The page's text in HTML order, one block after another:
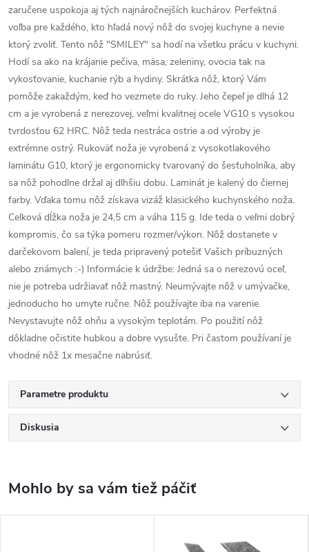
zaručene uspokoja aj tých najnáročnejších kuchárov. Perfektná
voľba pre každého, kto hľadá nový nôž do svojej kuchyne a nevie
ktorý zvoliť. Tento nôž "SMILEY" sa hodí na všetku prácu v kuchyni.
Hodí sa ako na krájanie pečiva, mäsa, zeleniny, ovocia tak na
vykosťovanie, kuchanie rýb a hydiny. Skrátka nôž, ktorý Vám
pomôže zakaždým, keď ho vezmete do ruky. Jeho čepeľ je dlhá 12
cm a je vyrobená z nerezovej, veľmi kvalitnej ocele VG10 s vysokou
tvrdosťou 62 HRC. Nôž teda nestráca ostrie a od výroby je
extrémne ostrý. Rukoväť noža je vyrobená z vysokotlakového
laminátu G10, ktorý je ergonomicky tvarovaný do šesťuholníka, aby
sa nôž pohodlne držal aj dlhšiu dobu. Laminát je kalený do čiernej
farby. Vďaka tomu nôž získava vizáž klasického kuchynského noža.
Celková dĺžka noža je 24,5 cm a váha 115 g. Ide teda o veľmi dobrý
kompromis, čo sa týka pomeru rozmer/výkon. Nôž dostanete v
darčekovom balení, je teda pripravený potešiť Vašich príbuzných
alebo známych :-) Informácie k údržbe: Jedná sa o nerezovú oceľ,
nie je potreba udržiavať nôž mastný. Neumývajte nôž v umývačke,
jednoducho ho umyte ručne. Nôž používajte iba na varenie.
Nevystavujte nôž ohňu a vysokým teplotám. Po použití nôž
dôkladne očistite hubkou a dobre vysušte. Pri častom používaní je
vhodné nôž 1x mesačne nabrúsiť.
Parametre produktu
Diskusia